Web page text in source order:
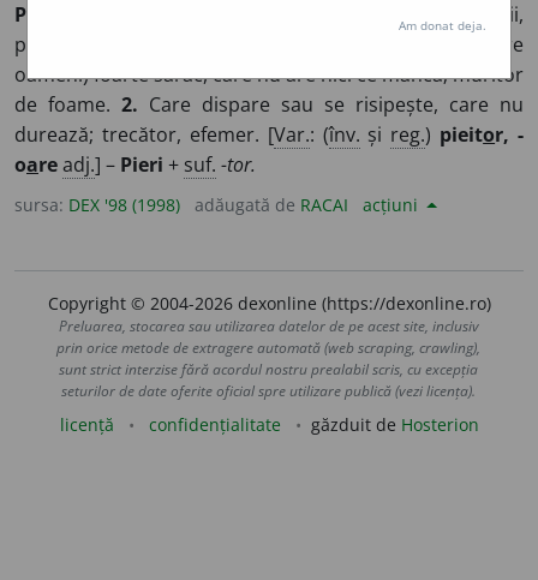
PIERIT
Supus morții,
pieirii; muritor. ◊
= (despre
oameni) foarte sărac, care nu are nici ce mânca; muritor
de foame. 2. Care dispare sau se risipește, care nu
durează; trecător, efemer. [Var.: (înv. și reg.) pieitor, -
oareadj.] – Pieri + suf. -tor.
sursa: DEX '98 (1998) adăugată de RACAI acțiuni
Copyright © 2004-2026 dexonline (https://dexonline.ro)
Preluarea, stocarea sau utilizarea datelor de pe acest site, inclusiv
prin orice metode de extragere automată (web scraping, crawling),
sunt strict interzise fără acordul nostru prealabil scris, cu excepția
seturilor de date oferite oficial spre utilizare publică (vezi licența).
licență confidențialitate găzduit de Hosterion
Am donat deja.